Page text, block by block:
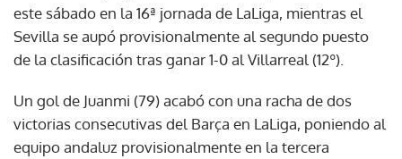
este sábado en la 16ª jornada de LaLiga, mientras el
Sevilla se aupó provisionalmente al segundo puesto
de la clasificación tras ganar 1-0 al Villarreal (12º).
Un gol de Juanmi (79) acabó con una racha de dos
victorias consecutivas del Barça en LaLiga, poniendo al
equipo andaluz provisionalmente en la tercera